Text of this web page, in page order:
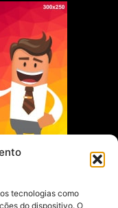
tecnologias como
do dispositivo. O